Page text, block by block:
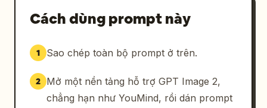
Cách dùng prompt này
1 Sao chép toàn bộ prompt ở trên.
2
Mở một nền tảng hỗ trợ GPT Image 2,
chẳng hạn như YouMind, rồi dán prompt